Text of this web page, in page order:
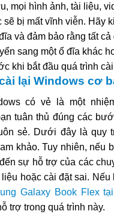
mọi hình ảnh, tài liệu,
sẽ bị mất vĩnh viễn. Hãy
và đảm bảo rằng tất
sang một ổ đĩa khác
khi bắt đầu quá trình
lại Windows cơ
có vẻ là một
tuân thủ đúng các
sẻ. Dưới đây là quy
khảo. Tuy nhiên, nếu
sự hỗ trợ của các
hoặc cài đặt sai. Nếu
Galaxy Book Flex
trợ trong quá trình này.